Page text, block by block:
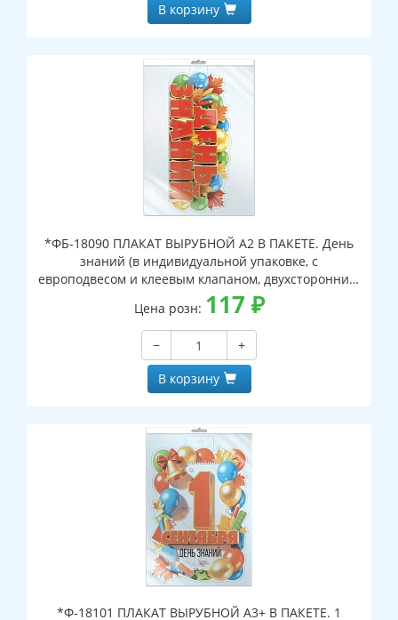
В корзину
*ФБ-18090 ПЛАКАТ ВЫРУБНОЙ А2 В ПАКЕТЕ. День
знаний (в индивидуальной упаковке, с
европодвесом и клеевым клапаном, двухсторонний,
ВД-лак)
Цена розн: 117 ₽
−
+
В корзину
*Ф-18101 ПЛАКАТ ВЫРУБНОЙ А3+ В ПАКЕТЕ. 1